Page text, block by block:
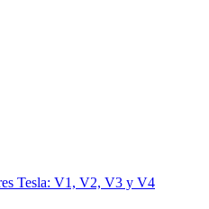
Tesla: V1, V2, V3 y V4